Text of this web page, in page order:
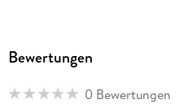
Bewertungen
0 Bewertungen